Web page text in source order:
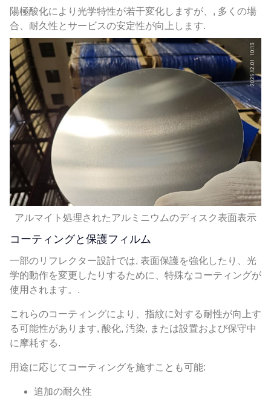
陽極酸化により光学特性が若干変化しますが、, 多くの場
合、耐久性とサービスの安定性が向上します.
アルマイト処理されたアルミニウムのディスク表面表示
コーティングと保護フィルム
一部のリフレクター設計では, 表面保護を強化したり、光
学的動作を変更したりするために、特殊なコーティングが
使用されます。.
これらのコーティングにより、指紋に対する耐性が向上す
る可能性があります, 酸化, 汚染, または設置および保守中
に摩耗する.
用途に応じてコーティングを施すことも可能:
追加の耐久性